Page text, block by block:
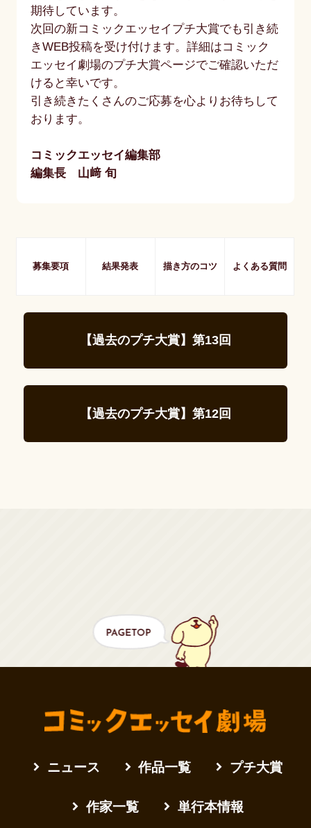
期待しています。
次回の新コミックエッセイプチ大賞でも引き続
きWEB投稿を受け付けます。詳細はコミック
エッセイ劇場のプチ大賞ページでご確認いただ
けると幸いです。
引き続きたくさんのご応募を心よりお待ちして
おります。
コミックエッセイ編集部
編集長 山﨑 旬
募集要項 結果発表 描き方のコツ よくある質問
【過去のプチ大賞】第13回
【過去のプチ大賞】第12回
ニュース 作品一覧 プチ大賞
作家一覧 単行本情報